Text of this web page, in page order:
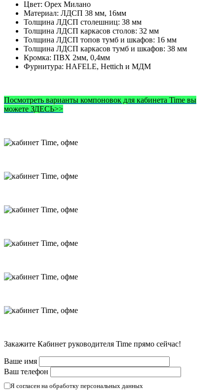
Цвет: Орех Милано
Материал: ЛДСП 38 мм, 16мм
Толщина ЛДСП столешниц: 38 мм
Толщина ЛДСП каркасов столов: 32 мм
Толщина ЛДСП топов тумб и шкафов: 16 мм
Толщина ЛДСП каркасов тумб и шкафов: 38 мм
Кромка: ПВХ 2мм, 0,4мм
Фурнитура: HAFELE, Hettich и МДМ
Посмотреть варианты компоновок для кабинета Time вы
можете ЗДЕСЬ>>
Закажите Кабинет руководителя Time прямо сейчас!
Ваше имя
Ваш телефон
Я согласен на обработку персональных данных